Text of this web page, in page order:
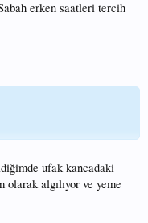
erken saatleri tercih
ufak kancadaki
algılıyor ve yeme